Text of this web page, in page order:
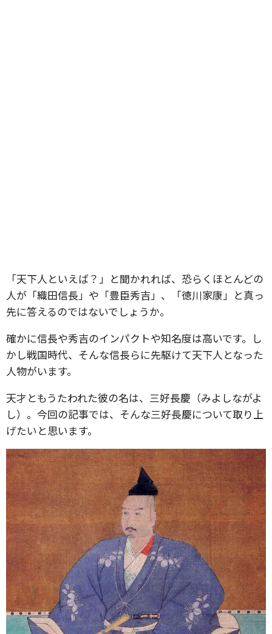
「天下人といえば？」と聞かれれば、恐らくほとんどの
人が「織田信長」や「豊臣秀吉」、「徳川家康」と真っ
先に答えるのではないでしょうか。
確かに信長や秀吉のインパクトや知名度は高いです。し
かし戦国時代、そんな信長らに先駆けて天下人となった
人物がいます。
天才ともうたわれた彼の名は、三好長慶（みよしながよ
し）。今回の記事では、そんな三好長慶について取り上
げたいと思います。